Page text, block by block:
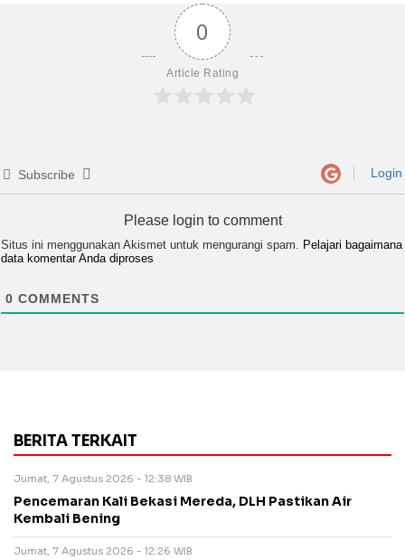
0
Article Rating
Subscribe Login
Please login to comment
Situs ini menggunakan Akismet untuk mengurangi spam. Pelajari bagaimana
data komentar Anda diproses
0 COMMENTS
BERITA TERKAIT
Jumat, 7 Agustus 2026 - 12:38 WIB
Pencemaran Kali Bekasi Mereda, DLH Pastikan Air
Kembali Bening
Jumat, 7 Agustus 2026 - 12:26 WIB